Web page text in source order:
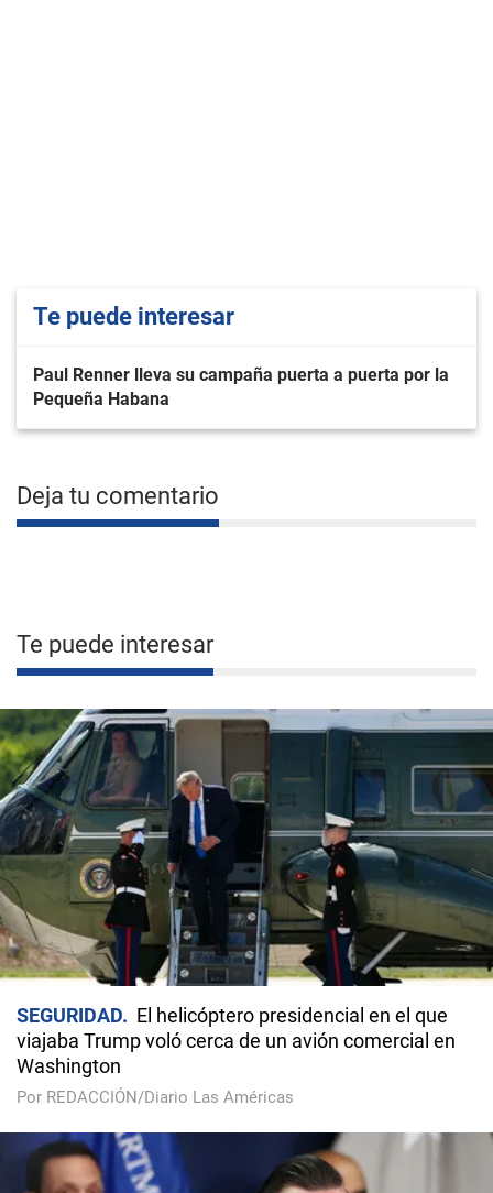
Te puede interesar
Paul Renner lleva su campaña puerta a puerta por la
Pequeña Habana
Deja tu comentario
Te puede interesar
SEGURIDAD
El helicóptero presidencial en el que
viajaba Trump voló cerca de un avión comercial en
Washington
Por REDACCIÓN/Diario Las Américas